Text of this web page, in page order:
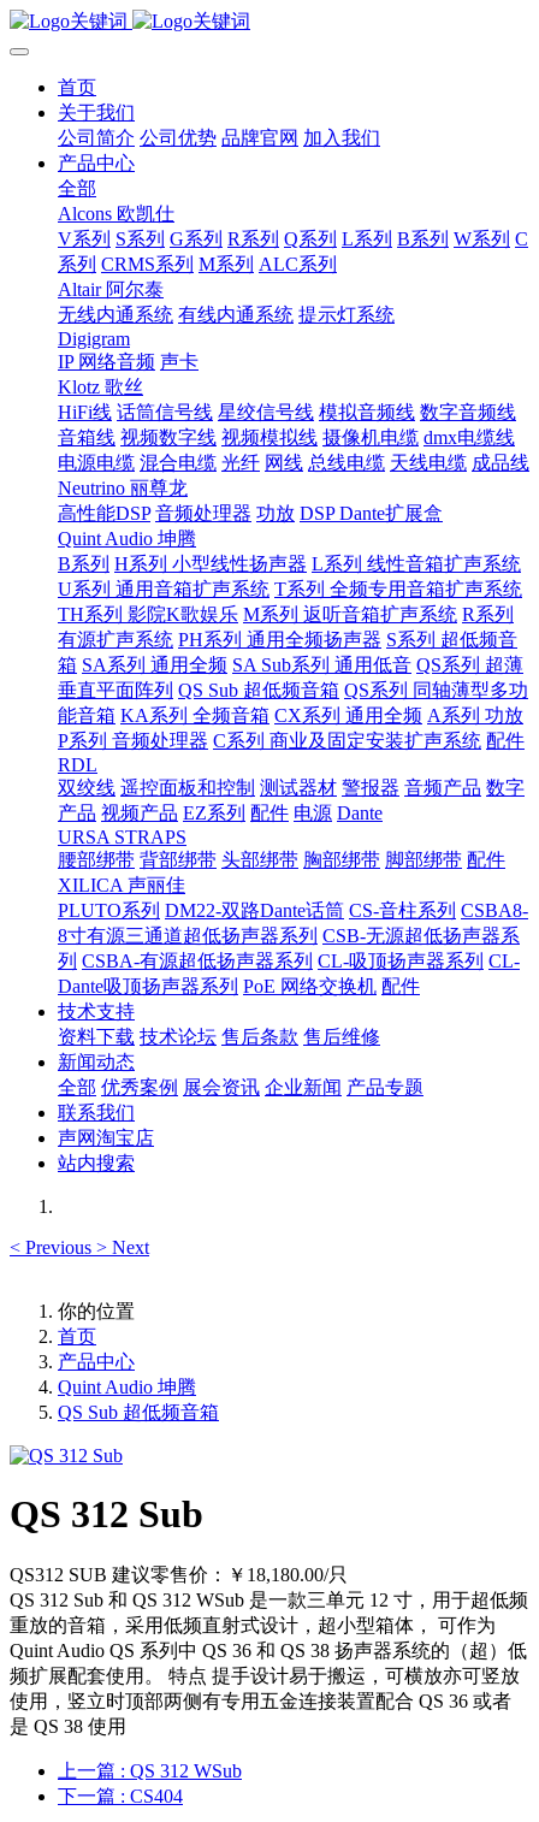
首页
关于我们
公司简介 公司优势 品牌官网 加入我们
产品中心
全部
Alcons 欧凯仕
V系列 S系列 G系列 R系列 Q系列 L系列 B系列 W系列 C
系列 CRMS系列 M系列 ALC系列
Altair 阿尔泰
无线内通系统 有线内通系统 提示灯系统
Digigram
IP 网络音频 声卡
Klotz 歌丝
HiFi线 话筒信号线 星绞信号线 模拟音频线 数字音频线
音箱线 视频数字线 视频模拟线 摄像机电缆 dmx电缆线
电源电缆 混合电缆 光纤 网线 总线电缆 天线电缆 成品线
Neutrino 丽尊龙
高性能DSP 音频处理器 功放 DSP Dante扩展盒
Quint Audio 坤腾
B系列 H系列 小型线性扬声器 L系列 线性音箱扩声系统
U系列 通用音箱扩声系统 T系列 全频专用音箱扩声系统
TH系列 影院K歌娱乐 M系列 返听音箱扩声系统 R系列
有源扩声系统 PH系列 通用全频扬声器 S系列 超低频音
箱 SA系列 通用全频 SA Sub系列 通用低音 QS系列 超薄
垂直平面阵列 QS Sub 超低频音箱 QS系列 同轴薄型多功
能音箱 KA系列 全频音箱 CX系列 通用全频 A系列 功放
P系列 音频处理器 C系列 商业及固定安装扩声系统 配件
RDL
双绞线 遥控面板和控制 测试器材 警报器 音频产品 数字
产品 视频产品 EZ系列 配件 电源 Dante
URSA STRAPS
腰部绑带 背部绑带 头部绑带 胸部绑带 脚部绑带 配件
XILICA 声丽佳
PLUTO系列 DM22-双路Dante话筒 CS-音柱系列 CSBA8-
8寸有源三通道超低扬声器系列 CSB-无源超低扬声器系
列 CSBA-有源超低扬声器系列 CL-吸顶扬声器系列 CL-
Dante吸顶扬声器系列 PoE 网络交换机 配件
技术支持
资料下载 技术论坛 售后条款 售后维修
新闻动态
全部 优秀案例 展会资讯 企业新闻 产品专题
联系我们
声网淘宝店
站内搜索
< Previous > Next
你的位置
首页
产品中心
Quint Audio 坤腾
QS Sub 超低频音箱
QS 312 Sub
QS312 SUB 建议零售价：￥18,180.00/只
QS 312 Sub 和 QS 312 WSub 是一款三单元 12 寸，用于超低频
重放的音箱，采用低频直射式设计，超小型箱体， 可作为
Quint Audio QS 系列中 QS 36 和 QS 38 扬声器系统的（超）低
频扩展配套使用。 特点 提手设计易于搬运，可横放亦可竖放
使用，竖立时顶部两侧有专用五金连接装置配合 QS 36 或者
是 QS 38 使用
上一篇 : QS 312 WSub
下一篇 : CS404